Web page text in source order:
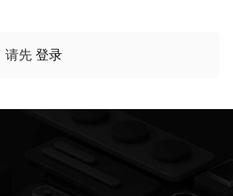
请先 登录